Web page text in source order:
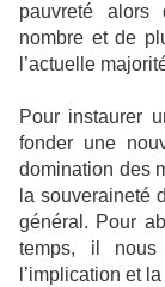
pauvreté alors
nombre et de
l’actuelle
Pour instaurer
fonder une
domination des
la souveraineté
général. Pour
temps, il
l’implication et